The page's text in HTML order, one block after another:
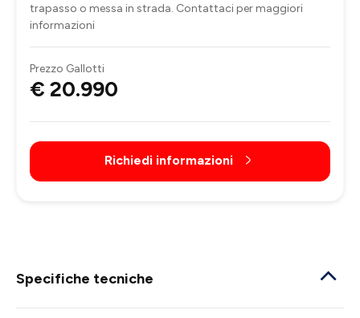
trapasso o messa in strada. Contattaci per maggiori
informazioni
Prezzo Gallotti
€ 20.990
Richiedi informazioni
Specifiche tecniche